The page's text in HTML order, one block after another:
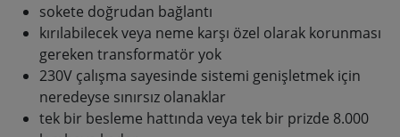
sokete doğrudan bağlantı
kırılabilecek veya neme karşı özel olarak korunması
gereken transformatör yok
230V çalışma sayesinde sistemi genişletmek için
neredeyse sınırsız olanaklar
tek bir besleme hattında veya tek bir prizde 8.000